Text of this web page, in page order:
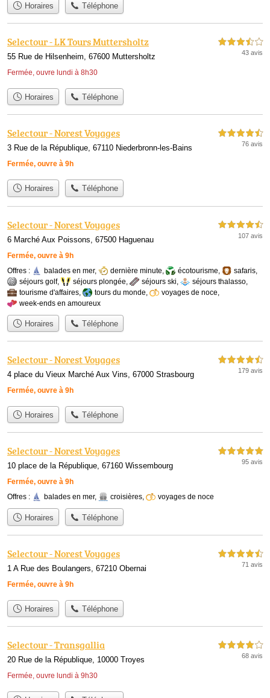
Horaires Téléphone
Selectour - LK Tours Muttersholtz
55 Rue de Hilsenheim, 67600 Muttersholtz
Fermée, ouvre lundi à 8h30
3,5 étoiles sur 5
43 avis
Horaires Téléphone
Selectour - Norest Voyages
3 Rue de la République, 67110 Niederbronn-les-Bains
Fermée, ouvre à 9h
4,5 étoiles sur 5
76 avis
Horaires Téléphone
Selectour - Norest Voyages
6 Marché Aux Poissons, 67500 Haguenau
Fermée, ouvre à 9h
4,5 étoiles sur 5
107 avis
Offres : balades en mer, dernière minute écotourisme safaris
séjours golf, séjours plongée séjours ski séjours thalasso
tourisme d'affaires
tours du monde voyages de noce
week-ends en amoureux
Horaires Téléphone
Selectour - Norest Voyages
4 place du Vieux Marché Aux Vins, 67000 Strasbourg
Fermée, ouvre à 9h
4,5 étoiles sur 5
179 avis
Horaires Téléphone
Selectour - Norest Voyages
10 place de la République, 67160 Wissembourg
Fermée, ouvre à 9h
5,0 étoiles sur 5
95 avis
Offres : balades en mer, croisières, voyages de noce
Horaires Téléphone
Selectour - Norest Voyages
1 A Rue des Boulangers, 67210 Obernai
Fermée, ouvre à 9h
4,5 étoiles sur 5
71 avis
Horaires Téléphone
Selectour - Transgallia
20 Rue de la République, 10000 Troyes
Fermée, ouvre lundi à 9h30
4,0 étoiles sur 5
68 avis